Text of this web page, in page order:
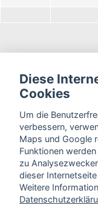
Diese
Cookies
Um die
verbessern,
Maps und Google
Funktionen
zu
dieser
Weitere